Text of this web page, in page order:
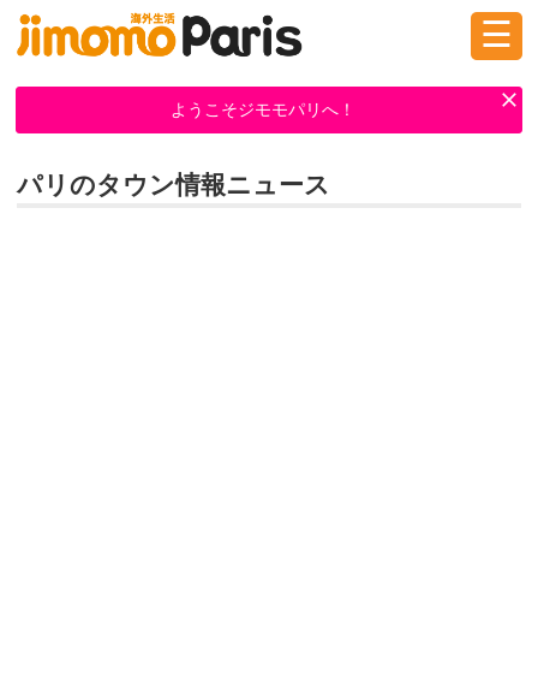
ログイン 新規登録
掲示板 タウン情報 教えて！
☰
ようこそジモモパリへ！
パリのタウン情報ニュース